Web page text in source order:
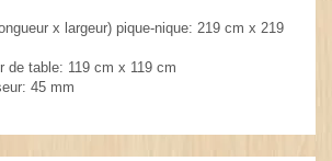
x largeur) pique-nique: 219 cm x 219
de table: 119 cm x 119 cm
45 mm